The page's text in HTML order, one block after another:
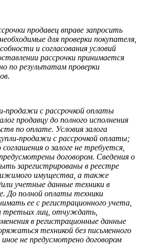
продавец вправе запросить
для проверки покупателя,
и согласования условий
рассрочки принимается
по результатам проверки
продажи с рассрочкой оплаты
продавцу до полного исполнения
по оплате. Условия залога
продажи с рассрочкой оплаты;
о залоге не требуется,
предусмотрены договором. Сведения о
зарегистрированы в реестре
имущества, а также
учетные данные техники в
До полной оплаты техники
ее с регистрационного учета,
третьих лиц, отчуждать,
в регистрационные данные
техникой без письменного
иное не предусмотрено договором